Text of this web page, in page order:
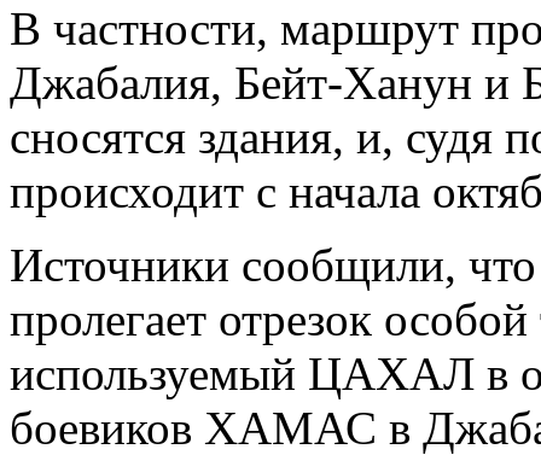
В частности, маршрут
Джабалия, Бейт-Ханун и
сносятся здания, и, судя
происходит с начала
Источники сообщили,
пролегает отрезок
используемый ЦАХАЛ в
боевиков ХАМАС в